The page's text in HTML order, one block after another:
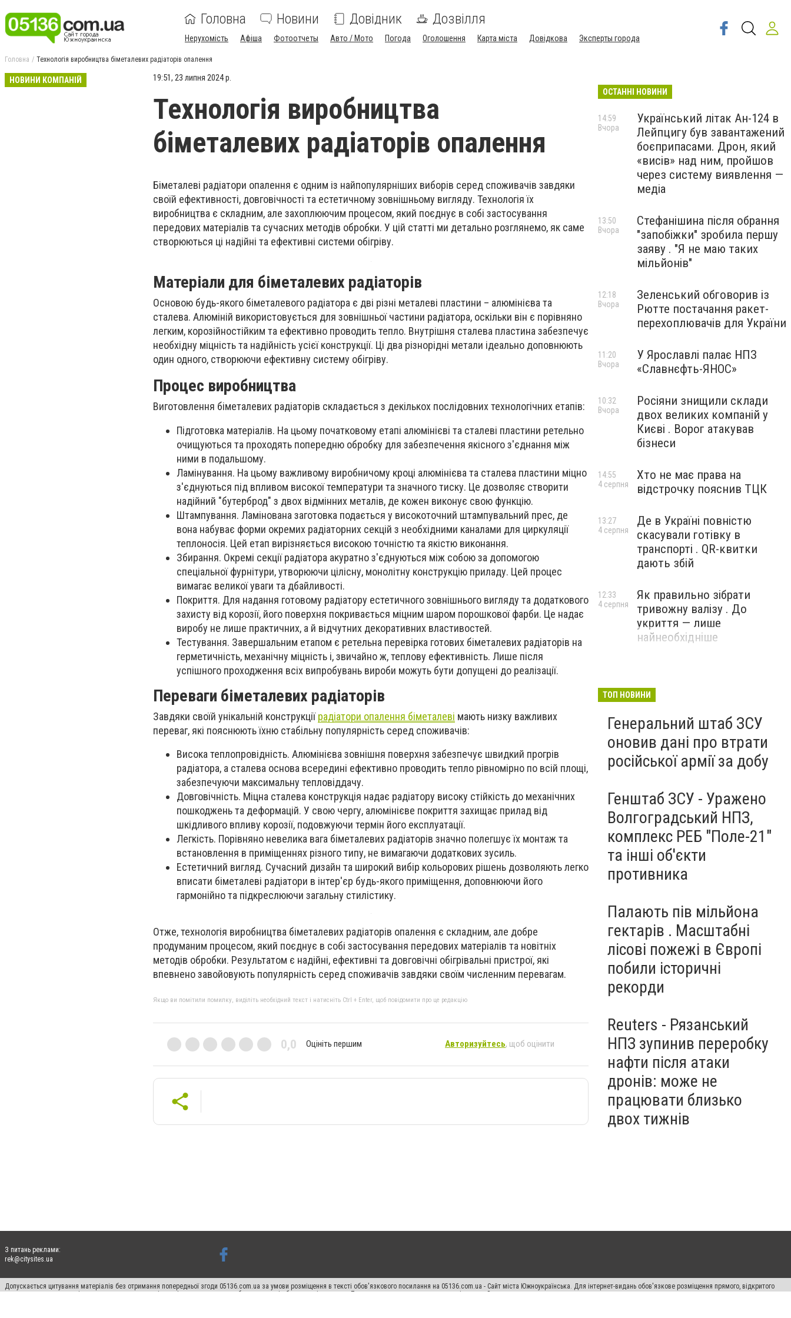
Головна Новини Довідник Дозвілля
Нерухомість Афіша Фотоотчеты Авто / Мото Погода Оголошення Карта міста Довідкова Эксперты города
Головна Технологія виробництва біметалевих радіаторів опалення
НОВИНИ КОМПАНІЙ 19:51, 23 липня 2024 р.
Технологія виробництва
біметалевих радіаторів опалення
Біметалеві радіатори опалення є одним із найпопулярніших виборів серед споживачів завдяки
своїй ефективності, довговічності та естетичному зовнішньому вигляду. Технологія їх
виробництва є складним, але захоплюючим процесом, який поєднує в собі застосування
передових матеріалів та сучасних методів обробки. У цій статті ми детально розглянемо, як саме
створюються ці надійні та ефективні системи обігріву.
Матеріали для біметалевих радіаторів
Основою будь-якого біметалевого радіатора є дві різні металеві пластини – алюмінієва та
сталева. Алюміній використовується для зовнішньої частини радіатора, оскільки він є порівняно
легким, корозійностійким та ефективно проводить тепло. Внутрішня сталева пластина забезпечує
необхідну міцність та надійність усієї конструкції. Ці два різнорідні метали ідеально доповнюють
один одного, створюючи ефективну систему обігріву.
Процес виробництва
Виготовлення біметалевих радіаторів складається з декількох послідовних технологічних етапів:
Підготовка матеріалів. На цьому початковому етапі алюмінієві та сталеві пластини ретельно
очищуються та проходять попередню обробку для забезпечення якісного з'єднання між
ними в подальшому.
Ламінування. На цьому важливому виробничому кроці алюмінієва та сталева пластини міцно
з'єднуються під впливом високої температури та значного тиску. Це дозволяє створити
надійний "бутерброд" з двох відмінних металів, де кожен виконує свою функцію.
Штампування. Ламінована заготовка подається у високоточний штампувальний прес, де
вона набуває форми окремих радіаторних секцій з необхідними каналами для циркуляції
теплоносія. Цей етап вирізняється високою точністю та якістю виконання.
Збирання. Окремі секції радіатора акуратно з'єднуються між собою за допомогою
спеціальної фурнітури, утворюючи цілісну, монолітну конструкцію приладу. Цей процес
вимагає великої уваги та дбайливості.
Покриття. Для надання готовому радіатору естетичного зовнішнього вигляду та додаткового
захисту від корозії, його поверхня покривається міцним шаром порошкової фарби. Це надає
виробу не лише практичних, а й відчутних декоративних властивостей.
Тестування. Завершальним етапом є ретельна перевірка готових біметалевих радіаторів на
герметичність, механічну міцність і, звичайно ж, теплову ефективність. Лише після
успішного проходження всіх випробувань вироби можуть бути допущені до реалізації.
Переваги біметалевих радіаторів
Завдяки своїй унікальній конструкціїрадіатори опалення біметалеві мають низку важливих
переваг, які пояснюють їхню стабільну популярність серед споживачів:
Висока теплопровідність. Алюмінієва зовнішня поверхня забезпечує швидкий прогрів
радіатора, а сталева основа всередині ефективно проводить тепло рівномірно по всій площі,
забезпечуючи максимальну тепловіддачу.
Довговічність. Міцна сталева конструкція надає радіатору високу стійкість до механічних
пошкоджень та деформацій. У свою чергу, алюмінієве покриття захищає прилад від
шкідливого впливу корозії, подовжуючи термін його експлуатації.
Легкість. Порівняно невелика вага біметалевих радіаторів значно полегшує їх монтаж та
встановлення в приміщеннях різного типу, не вимагаючи додаткових зусиль.
Естетичний вигляд. Сучасний дизайн та широкий вибір кольорових рішень дозволяють легко
вписати біметалеві радіатори в інтер'єр будь-якого приміщення, доповнюючи його
гармонійно та підкреслюючи загальну стилістику.
Отже, технологія виробництва біметалевих радіаторів опалення є складним, але добре
продуманим процесом, який поєднує в собі застосування передових матеріалів та новітніх
методів обробки. Результатом є надійні, ефективні та довговічні обігрівальні пристрої, які
впевнено завойовують популярність серед споживачів завдяки своїм численним перевагам.
Якщо ви помітили помилку, виділіть необхідний текст і натисніть Ctrl + Enter, щоб повідомити про це редакцію
0,0 Оцініть першим Авторизуйтесь, щоб оцінити
ОСТАННІ НОВИНИ
Український літак Ан-124 в
Лейпцигу був завантажений
боєприпасами. Дрон, який
«висів» над ним, пройшов
через систему виявлення —
медіа
14:59
Вчора
Стефанішина після обрання
"запобіжки" зробила першу
заяву . "Я не маю таких
мільйонів"
13:50
Вчора
Зеленський обговорив із
Рютте постачання ракет-
перехоплювачів для України
12:18
Вчора
У Ярославлі палає НПЗ
«Славнєфть-ЯНОС»
11:20
Вчора
Росіяни знищили склади
двох великих компаній у
Києві . Ворог атакував
бізнеси
10:32
Вчора
Хто не має права на
відстрочку пояснив ТЦК
14:55
4 серпня
Де в Україні повністю
скасували готівку в
транспорті . QR-квитки
дають збій
13:27
4 серпня
Як правильно зібрати
тривожну валізу . До
укриття — лише
найнеобхідніше
12:33
4 серпня
ТОП НОВИНИ
Генеральний штаб ЗСУ
оновив дані про втрати
російської армії за добу
Генштаб ЗСУ - Уражено
Волгоградський НПЗ,
комплекс РЕБ "Поле-21"
та інші об'єкти
противника
Палають пів мільйона
гектарів . Масштабні
лісові пожежі в Європі
побили історичні
рекорди
Reuters - Рязанський
НПЗ зупинив переробку
нафти після атаки
дронів: може не
працювати близько
двох тижнів
З питань реклами:
rek@citysites.ua
Допускається цитування матеріалів без отримання попередньої згоди 05136.com.ua за умови розміщення в тексті обов'язкового посилання на 05136.com.ua - Сайт міста Южноукраїнська. Для інтернет-видань обов'язкове розміщення прямого, відкритого
для пошукових систем гіперпосилання на цитовані статті не нижче другого абзацу в тексті або в якості джерела. Порушення виняткових прав переслідується Законом.